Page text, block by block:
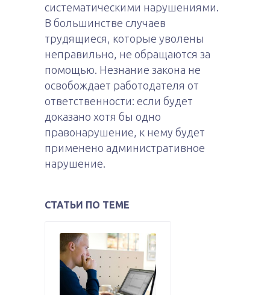
систематическими нарушениями.
В большинстве случаев
трудящиеся, которые уволены
неправильно, не обращаются за
помощью. Незнание закона не
освобождает работодателя от
ответственности: если будет
доказано хотя бы одно
правонарушение, к нему будет
применено административное
нарушение.
СТАТЬИ ПО ТЕМЕ